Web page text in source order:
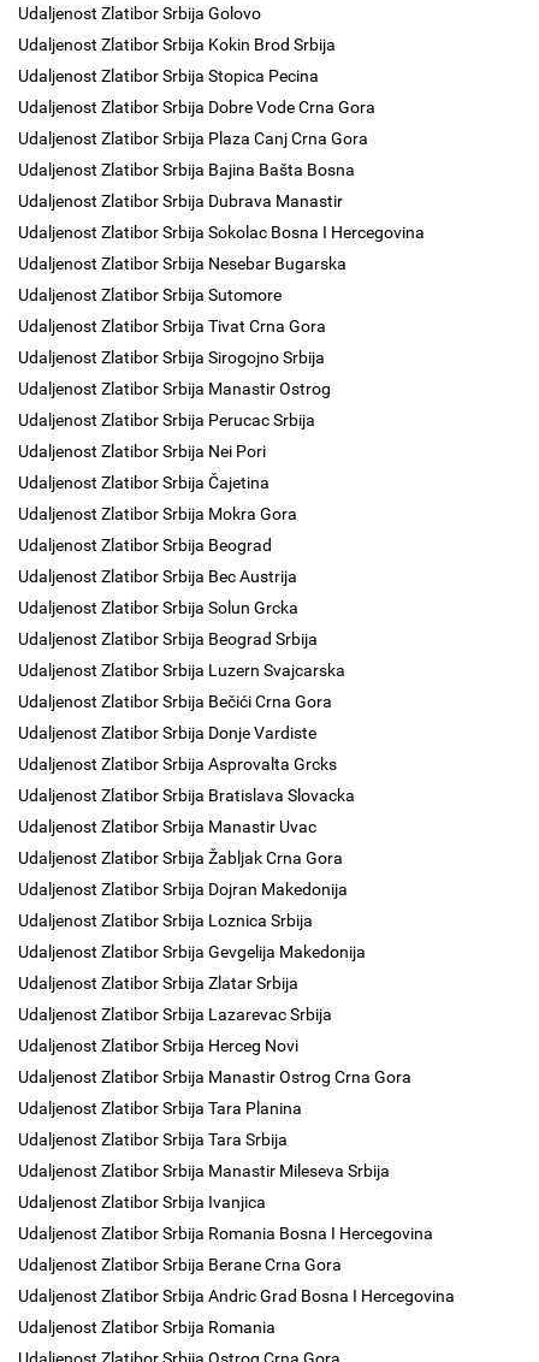
Udaljenost Zlatibor Srbija Golovo
Udaljenost Zlatibor Srbija Kokin Brod Srbija
Udaljenost Zlatibor Srbija Stopica Pecina
Udaljenost Zlatibor Srbija Dobre Vode Crna Gora
Udaljenost Zlatibor Srbija Plaza Canj Crna Gora
Udaljenost Zlatibor Srbija Bajina Bašta Bosna
Udaljenost Zlatibor Srbija Dubrava Manastir
Udaljenost Zlatibor Srbija Sokolac Bosna I Hercegovina
Udaljenost Zlatibor Srbija Nesebar Bugarska
Udaljenost Zlatibor Srbija Sutomore
Udaljenost Zlatibor Srbija Tivat Crna Gora
Udaljenost Zlatibor Srbija Sirogojno Srbija
Udaljenost Zlatibor Srbija Manastir Ostrog
Udaljenost Zlatibor Srbija Perucac Srbija
Udaljenost Zlatibor Srbija Nei Pori
Udaljenost Zlatibor Srbija Čajetina
Udaljenost Zlatibor Srbija Mokra Gora
Udaljenost Zlatibor Srbija Beograd
Udaljenost Zlatibor Srbija Bec Austrija
Udaljenost Zlatibor Srbija Solun Grcka
Udaljenost Zlatibor Srbija Beograd Srbija
Udaljenost Zlatibor Srbija Luzern Svajcarska
Udaljenost Zlatibor Srbija Bečići Crna Gora
Udaljenost Zlatibor Srbija Donje Vardiste
Udaljenost Zlatibor Srbija Asprovalta Grcks
Udaljenost Zlatibor Srbija Bratislava Slovacka
Udaljenost Zlatibor Srbija Manastir Uvac
Udaljenost Zlatibor Srbija Žabljak Crna Gora
Udaljenost Zlatibor Srbija Dojran Makedonija
Udaljenost Zlatibor Srbija Loznica Srbija
Udaljenost Zlatibor Srbija Gevgelija Makedonija
Udaljenost Zlatibor Srbija Zlatar Srbija
Udaljenost Zlatibor Srbija Lazarevac Srbija
Udaljenost Zlatibor Srbija Herceg Novi
Udaljenost Zlatibor Srbija Manastir Ostrog Crna Gora
Udaljenost Zlatibor Srbija Tara Planina
Udaljenost Zlatibor Srbija Tara Srbija
Udaljenost Zlatibor Srbija Manastir Mileseva Srbija
Udaljenost Zlatibor Srbija Ivanjica
Udaljenost Zlatibor Srbija Romania Bosna I Hercegovina
Udaljenost Zlatibor Srbija Berane Crna Gora
Udaljenost Zlatibor Srbija Andric Grad Bosna I Hercegovina
Udaljenost Zlatibor Srbija Romania